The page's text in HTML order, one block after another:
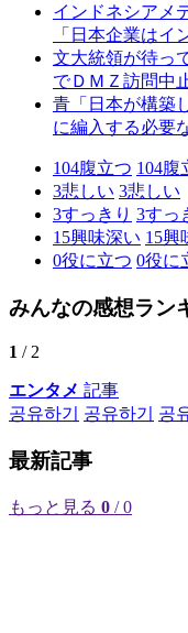
インドネシアメ
「日本企業はイ
文大統領が待っ
でＤＭＺ訪問中
青「日本が構築
に編入する必要
104腹立つ 104腹
3悲しい 3悲しい
3すっきり 3すっ
15興味深い 15興
0役に立つ 0役に
みんなの感想ラン
1 / 2
エンタメ 記事
공유하기
공유하기 공
最新記事
もっと見る 0 / 0